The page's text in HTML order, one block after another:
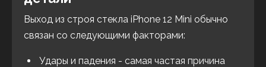
Выход из строя стекла iPhone 12 Mini обычно
связан со следующими факторами:
Удары и падения - самая частая причина